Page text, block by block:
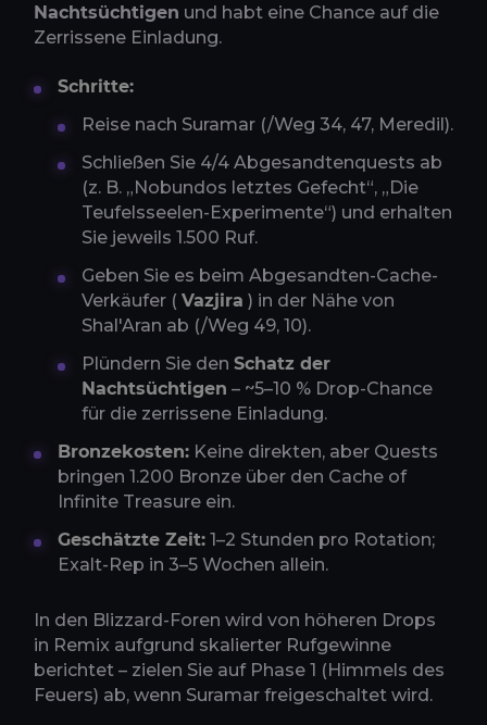
Nachtsüchtigen und habt eine Chance auf die
Zerrissene Einladung.
Schritte:
Reise nach Suramar (/Weg 34, 47, Meredil).
Schließen Sie 4/4 Abgesandtenquests ab
(z. B. „Nobundos letztes Gefecht“, „Die
Teufelsseelen-Experimente“) und erhalten
Sie jeweils 1.500 Ruf.
Geben Sie es beim Abgesandten-Cache-
Verkäufer ( Vazjira ) in der Nähe von
Shal'Aran ab (/Weg 49, 10).
Plündern Sie den Schatz der
Nachtsüchtigen – ~5–10 % Drop-Chance
für die zerrissene Einladung.
Bronzekosten: Keine direkten, aber Quests
bringen 1.200 Bronze über den Cache of
Infinite Treasure ein.
Geschätzte Zeit: 1–2 Stunden pro Rotation;
Exalt-Rep in 3–5 Wochen allein.
In den Blizzard-Foren wird von höheren Drops
in Remix aufgrund skalierter Rufgewinne
berichtet – zielen Sie auf Phase 1 (Himmels des
Feuers) ab, wenn Suramar freigeschaltet wird.